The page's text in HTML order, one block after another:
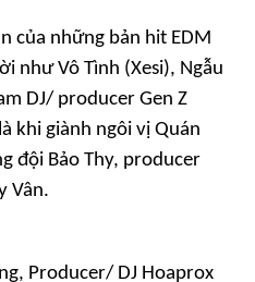
của những bản hit EDM
nhưVô Tình (Xesi), Ngẫu
DJ/ producer Gen Z
khi giành ngôi vị Quán
đội Bảo Thy, producer
Vân.
Producer/ DJ Hoaprox